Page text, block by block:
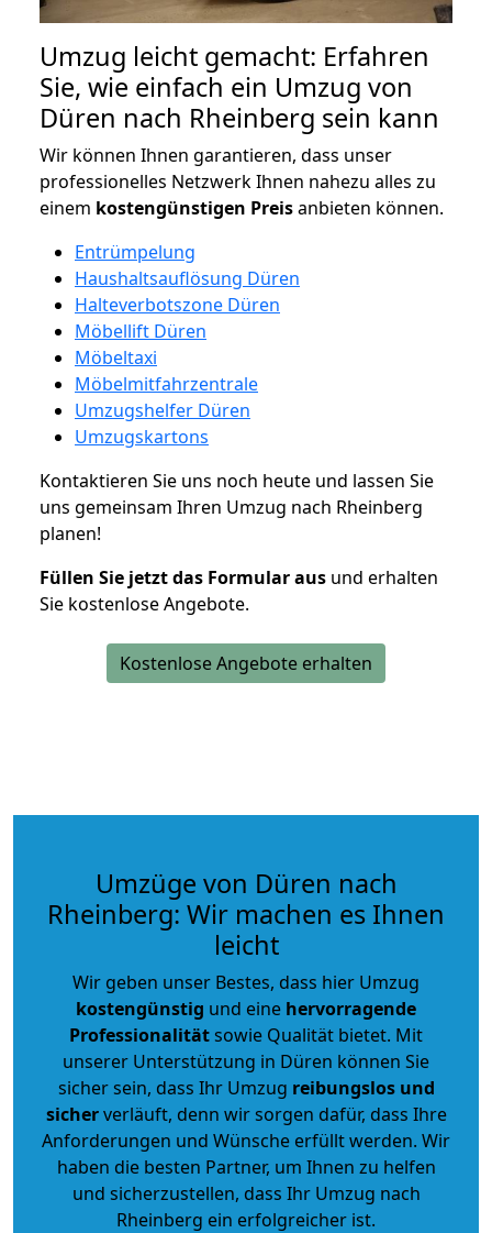
Umzug leicht gemacht: Erfahren
Sie, wie einfach ein Umzug von
Düren nach Rheinberg sein kann
Wir können Ihnen garantieren, dass unser
professionelles Netzwerk Ihnen nahezu alles zu
einem kostengünstigen Preisanbieten können.
Entrümpelung
Haushaltsauflösung Düren
Halteverbotszone Düren
Möbellift Düren
Möbeltaxi
Möbelmitfahrzentrale
Umzugshelfer Düren
Umzugskartons
Kontaktieren Sie uns noch heute und lassen Sie
uns gemeinsam Ihren Umzug nach Rheinberg
planen!
Füllen Sie jetzt das Formular aus und erhalten
Sie kostenlose Angebote.
Kostenlose Angebote erhalten
Umzüge von Düren nach
Rheinberg: Wir machen es Ihnen
leicht
Wir geben unser Bestes, dass hier Umzug
kostengünstig und eine hervorragende
Professionalitätsowie Qualität bietet. Mit
unserer Unterstützung in Düren können Sie
sicher sein, dass Ihr Umzug reibungslos und
sicherverläuft, denn wir sorgen dafür, dass Ihre
Anforderungen und Wünsche erfüllt werden. Wir
haben die besten Partner, um Ihnen zu helfen
und sicherzustellen, dass Ihr Umzug nach
Rheinberg ein erfolgreicher ist.